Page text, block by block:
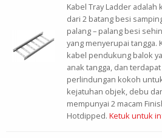
Kabel Tray Ladder
dari 2 batang besi
palang – palang besi
yang menyerupai tangga.
kabel pendukung balok
anak tangga, dan
perlindungan kokoh
kejatuhan objek, debu
mempunyai 2 macam
Hotdipped. Ketuk untuk